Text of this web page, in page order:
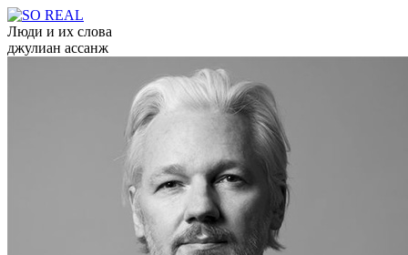
Люди и их слова
джулиан ассанж